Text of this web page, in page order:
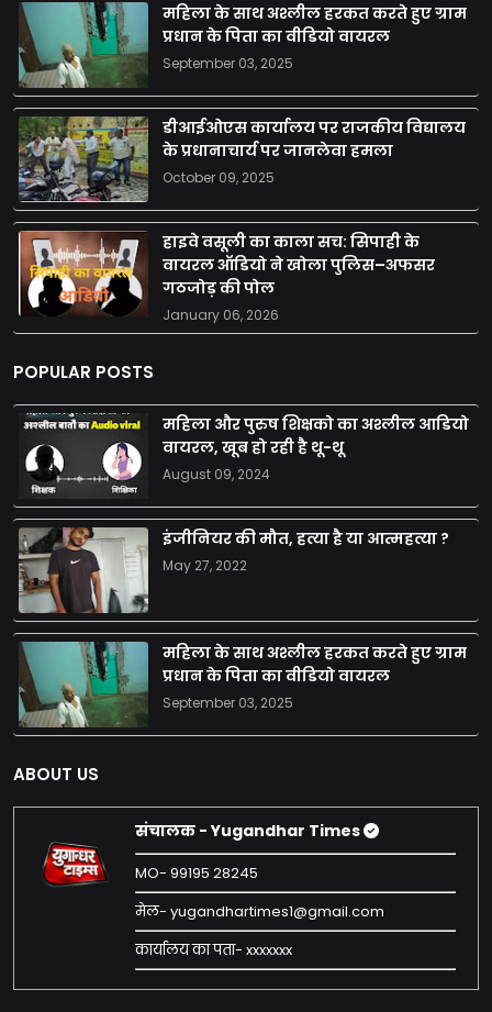
महिला के साथ अश्लील हरकत करते हुए ग्राम
प्रधान के पिता का वीडियो वायरल
September 03, 2025
डीआईओएस कार्यालय पर राजकीय विद्यालय
के प्रधानाचार्य पर जानलेवा हमला
October 09, 2025
हाइवे वसूली का काला सच: सिपाही के
वायरल ऑडियो ने खोला पुलिस–अफसर
गठजोड़ की पोल
January 06, 2026
POPULAR POSTS
महिला और पुरुष शिक्षको का अश्लील आडियो
वायरल, खूब हो रही है थू-थू
August 09, 2024
इंजीनियर की मौत, हत्या है या आत्महत्या ?
May 27, 2022
महिला के साथ अश्लील हरकत करते हुए ग्राम
प्रधान के पिता का वीडियो वायरल
September 03, 2025
ABOUT US
संचालक - Yugandhar Times
MO- 99195 28245
मेल- yugandhartimes1@gmail.com
कार्यालय का पता- xxxxxxx